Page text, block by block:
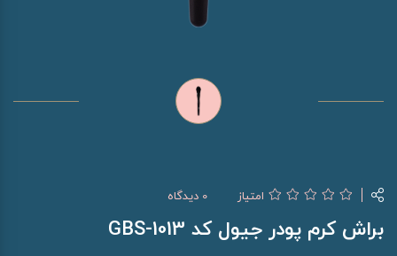
امتیاز 0 دیدگاه
براش کرم پودر جیول کد GBS-1013